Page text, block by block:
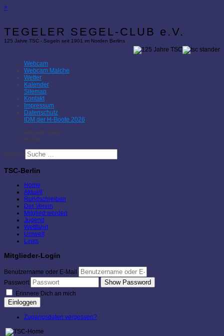
×
TEGELER SEGEL-CLUB e.V.
125 Jahre TSC - Segeln seit 1901 im Norden Berlins
Webcam
Webcam Malche
Wetter
Kalender
Sitemap
Kontakt
Impressum
Datenschutz
IDM der H-Boote 2026
Aktuelle Seite:
Home
Suchen
TSC-Berlin
Home
Aktuell
Rundschreiben
Der Verein
Mitglied werden
Jugend
Wettfahrt
Umwelt
Links
Mitglieder-Login
Benutzername oder E-Mail
Passwort
Show Password
Erinnere Dich an mich
Einloggen
Zugangsdaten vergessen?